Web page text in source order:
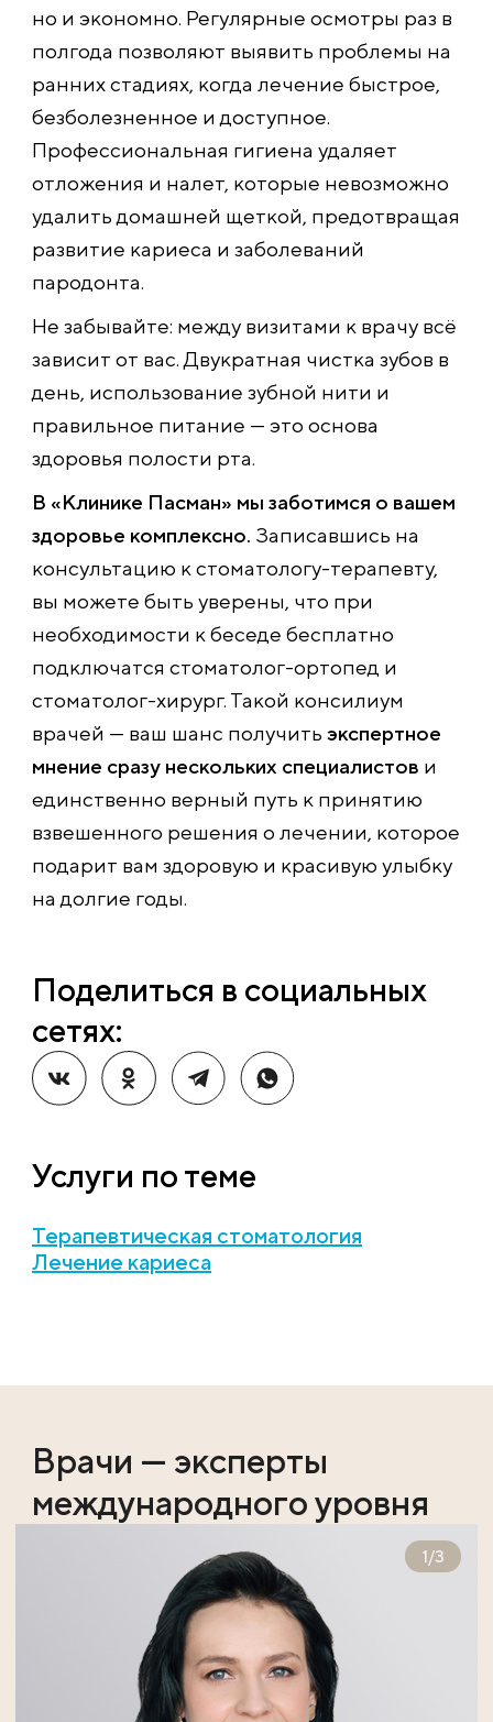
но и экономно. Регулярные осмотры раз в
полгода позволяют выявить проблемы на
ранних стадиях, когда лечение быстрое,
безболезненное и доступное.
Профессиональная гигиена удаляет
отложения и налет, которые невозможно
удалить домашней щеткой, предотвращая
развитие кариеса и заболеваний
пародонта.
Не забывайте: между визитами к врачу всё
зависит от вас. Двукратная чистка зубов в
день, использование зубной нити и
правильное питание — это основа
здоровья полости рта.
В «Клинике Пасман» мы заботимся о вашем
здоровье комплексно. Записавшись на
консультацию к стоматологу-терапевту,
вы можете быть уверены, что при
необходимости к беседе бесплатно
подключатся стоматолог-ортопед и
стоматолог-хирург. Такой консилиум
врачей — ваш шанс получить экспертное
мнение сразу нескольких специалистов и
единственно верный путь к принятию
взвешенного решения о лечении, которое
подарит вам здоровую и красивую улыбку
на долгие годы.
Поделиться в социальных
сетях:
Услуги по теме
Терапевтическая стоматология
Лечение кариеса
Врачи — эксперты
международного уровня
1/3